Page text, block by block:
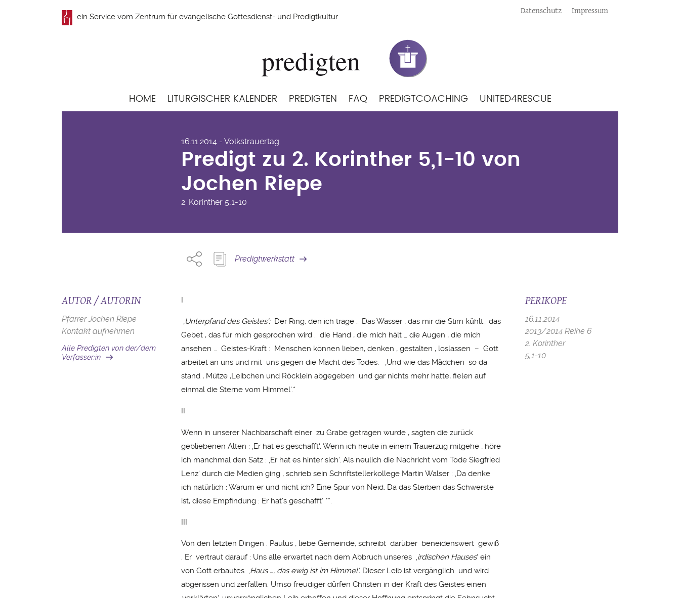
ein Service vom Zentrum für evangelische Gottesdienst- und Predigtkultur
Meta
Datenschutz Impressum
Hauptnavigation
HOME LITURGISCHER KALENDER PREDIGTEN FAQ PREDIGTCOACHING UNITED4RESCUE
Riepe
16.11.2014 - Volkstrauertag
Predigt zu 2. Korinther 5,1-10 von
Jochen Riepe
2. Korinther 5,1-10
Predigtwerkstatt
AUTOR / AUTORIN
Pfarrer Jochen Riepe
Kontakt aufnehmen
Alle Predigten von der/dem
Verfasser:in
I
‚Unterpfand des Geistes‘:Der Ring, den ich trage … Das Wasser , das mir die Stirn kühlt… das
Gebet , das für mich gesprochen wird … die Hand , die mich hält … die Augen , die mich
ansehen … Geistes-Kraft : Menschen können lieben, denken , gestalten , loslassen – Gott
arbeitet an uns und mit uns gegen die Macht des Todes. ‚Und wie das Mädchen so da
stand , Mütze ,Leibchen und Röcklein abgegeben und gar nichts mehr hatte, fielen auf
einmal die Sterne vom Himmel‘.*
Wenn in unserer Nachbarschaft einer zu Grabe getragen wurde , sagten die zurück
gebliebenen Alten : ‚Er hat es geschafft‘. Wenn ich heute in einem Trauerzug mitgehe , höre
ich manchmal den Satz : ‚Er hat es hinter sich‘. Als neulich die Nachricht vom Tode Siegfried
Lenz‘ durch die Medien ging , schrieb sein Schriftstellerkollege Martin Walser : ‚Da denke
ich natürlich : Warum er und nicht ich? Eine Spur von Neid. Da das Sterben das Schwerste
ist, diese Empfindung : Er hat’s geschafft‘ **.
III
Von den letzten Dingen . Paulus , liebe Gemeinde, schreibt darüber beneidenswert gewiß
. Er vertraut darauf : Uns alle erwartet nach dem Abbruch unseres ‚irdischen Hauses‘ ein
von Gott erbautes ‚Haus …, das ewig ist im Himmel‘. Dieser Leib ist vergänglich und wird
abgerissen und zerfallen. Umso freudiger dürfen Christen in der Kraft des Geistes einen
PERIKOPE
16.11.2014
2013/2014 Reihe 6
2. Korinther
5,1-10